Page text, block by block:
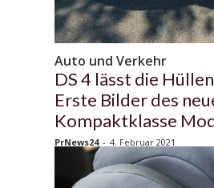
Auto und Verkehr
DS 4 lässt die
Erste Bilder des
Kompaktklasse
PrNews24 - 4. Februar 2021